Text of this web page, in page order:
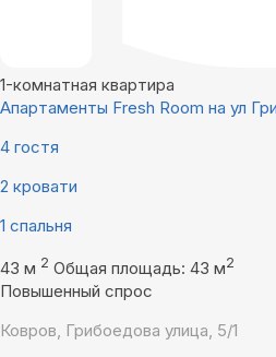
1-комнатная квартира
Апартаменты Fresh Room на ул
4 гостя
2 кровати
1 спальня
43 м 2 Общая площадь: 43 м2
Повышенный спрос
Ковров, Грибоедова улица, 5/1